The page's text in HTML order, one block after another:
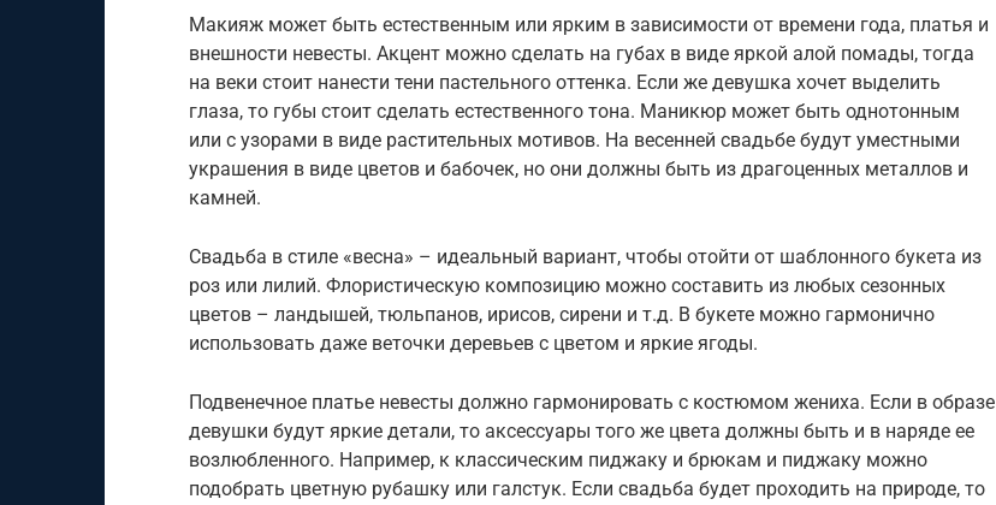
Макияж может быть естественным или ярким в зависимости от времени года, платья и
внешности невесты. Акцент можно сделать на губах в виде яркой алой помады, тогда
на веки стоит нанести тени пастельного оттенка. Если же девушка хочет выделить
глаза, то губы стоит сделать естественного тона. Маникюр может быть однотонным
или с узорами в виде растительных мотивов. На весенней свадьбе будут уместными
украшения в виде цветов и бабочек, но они должны быть из драгоценных металлов и
камней.
Свадьба в стиле «весна» – идеальный вариант, чтобы отойти от шаблонного букета из
роз или лилий. Флористическую композицию можно составить из любых сезонных
цветов – ландышей, тюльпанов, ирисов, сирени и т.д. В букете можно гармонично
использовать даже веточки деревьев с цветом и яркие ягоды.
Подвенечное платье невесты должно гармонировать с костюмом жениха. Если в образе
девушки будут яркие детали, то аксессуары того же цвета должны быть и в наряде ее
возлюбленного. Например, к классическим пиджаку и брюкам и пиджаку можно
подобрать цветную рубашку или галстук. Если свадьба будет проходить на природе, то